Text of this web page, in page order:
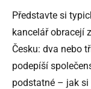
Představte si
kancelář obracejí
Česku: dva nebo
podepíší
podstatné – jak si